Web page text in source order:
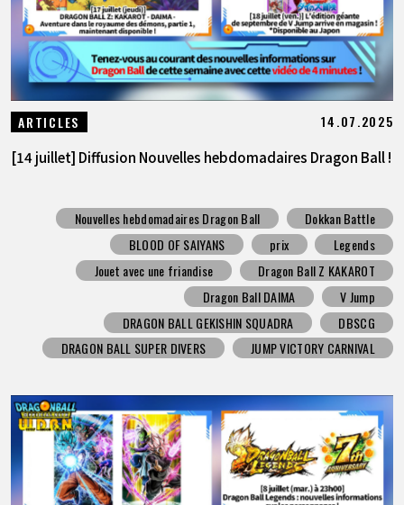
ARTICLES 14.07.2025
[14 juillet] Diffusion Nouvelles hebdomadaires Dragon Ball !
Nouvelles hebdomadaires Dragon Ball
Dokkan Battle
BLOOD OF SAIYANS
prix
Legends
Jouet avec une friandise
Dragon Ball Z KAKAROT
Dragon Ball DAIMA
V Jump
DRAGON BALL GEKISHIN SQUADRA
DBSCG
DRAGON BALL SUPER DIVERS
JUMP VICTORY CARNIVAL